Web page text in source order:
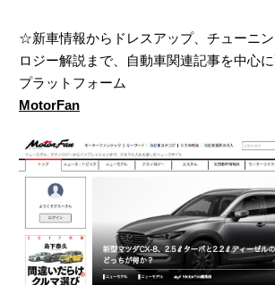
☆新車情報からドレスアップ、チューニ
ロジー解説まで、自動車関連記事を中心
プラットフォーム
MotorFan